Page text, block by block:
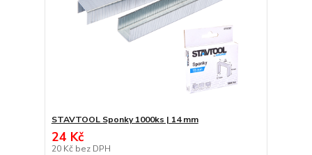
STAVTOOL Sponky 1000ks | 14 mm
24 Kč
20 Kč bez DPH